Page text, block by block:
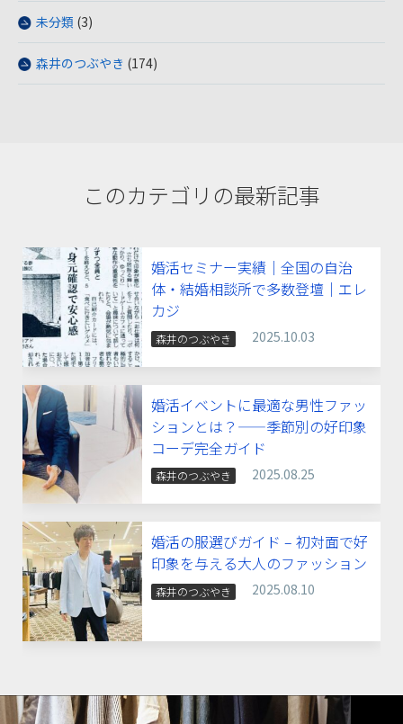
未分類 (3)
森井のつぶやき (174)
このカテゴリの最新記事
婚活セミナー実績｜全国の自治
体・結婚相談所で多数登壇｜エレ
カジ
森井のつぶやき 2025.10.03
婚活イベントに最適な男性ファッ
ションとは？——季節別の好印象
コーデ完全ガイド
森井のつぶやき 2025.08.25
婚活の服選びガイド – 初対面で好
印象を与える大人のファッション
森井のつぶやき 2025.08.10